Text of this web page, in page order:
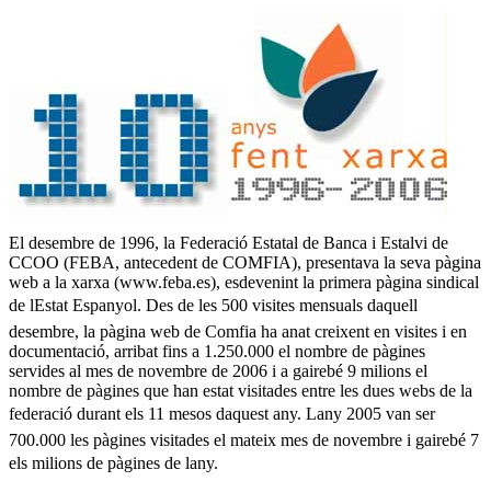
El desembre de 1996, la Federació Estatal de Banca i Estalvi de
CCOO (FEBA, antecedent de COMFIA), presentava la seva pàgina
web a la xarxa (www.feba.es), esdevenint la primera pàgina sindical
de lEstat Espanyol. Des de les 500 visites mensuals daquell
desembre, la pàgina web de Comfia ha anat creixent en visites i en
documentació, arribat fins a 1.250.000 el nombre de pàgines
servides al mes de novembre de 2006 i a gairebé 9 milions el
nombre de pàgines que han estat visitades entre les dues webs de la
federació durant els 11 mesos daquest any. Lany 2005 van ser
700.000 les pàgines visitades el mateix mes de novembre i gairebé 7
els milions de pàgines de lany.